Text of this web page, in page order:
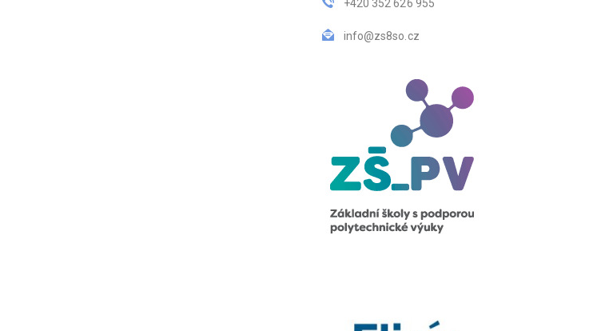
+420 352 626 955
info@zs8so.cz